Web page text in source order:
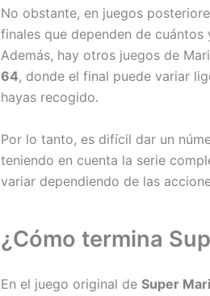
No obstante, en juegos
finales que dependen de
Además, hay otros juegos de
64, donde el final puede variar
hayas recogido.
Por lo tanto, es difícil dar un
teniendo en cuenta la serie
variar dependiendo de las
¿Cómo termina
En el juego original de Super